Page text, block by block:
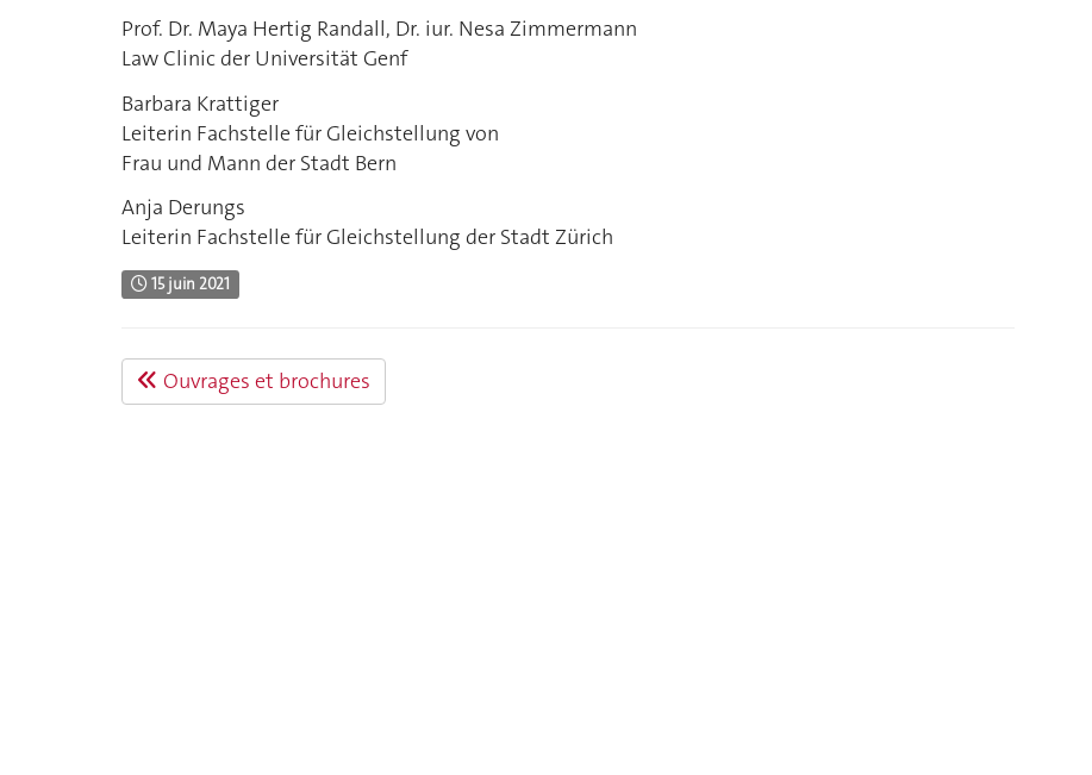
Prof. Dr. Maya Hertig Randall, Dr. iur. Nesa Zimmermann
Law Clinic der Universität Genf
Barbara Krattiger
Leiterin Fachstelle für Gleichstellung von
Frau und Mann der Stadt Bern
Anja Derungs
Leiterin Fachstelle für Gleichstellung der Stadt Zürich
15 juin 2021
Ouvrages et brochures